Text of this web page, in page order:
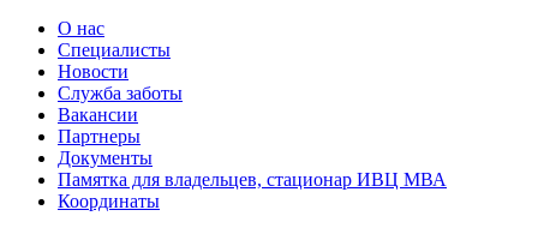
О нас
Специалисты
Новости
Служба заботы
Вакансии
Партнеры
Документы
Памятка для владельцев, стационар ИВЦ МВА
Координаты